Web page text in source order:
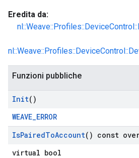
Eredita da:
Funzioni pubbliche
Init()
WEAVE_ERROR
IsPairedToAccount() const
virtual bool